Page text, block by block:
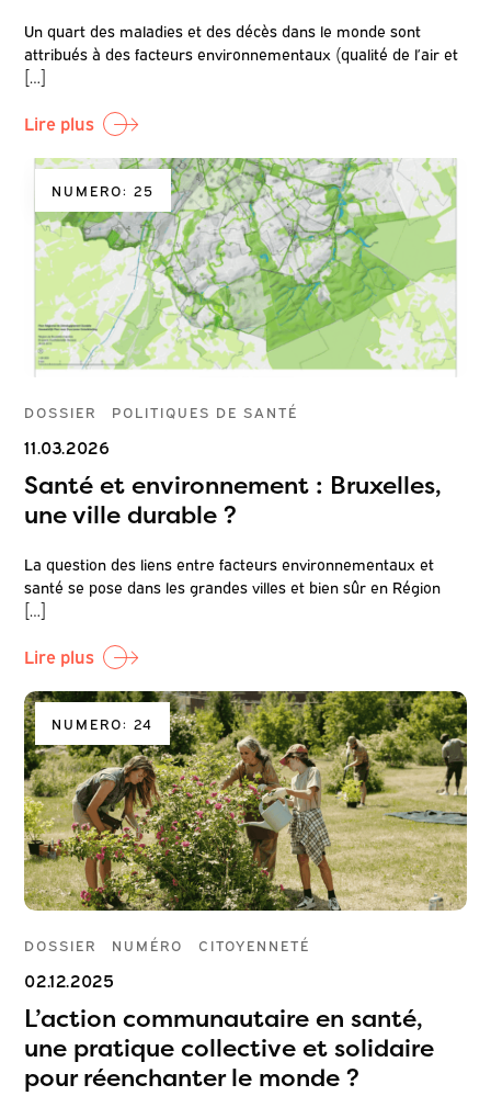
Un quart des maladies et des décès dans le monde sont
attribués à des facteurs environnementaux (qualité de l’air et
[…]
Lire plus
NUMERO: 25
DOSSIER POLITIQUES DE SANTÉ
11.03.2026
Santé et environnement : Bruxelles,
une ville durable ?
La question des liens entre facteurs environnementaux et
santé se pose dans les grandes villes et bien sûr en Région
[…]
Lire plus
NUMERO: 24
DOSSIER NUMÉRO CITOYENNETÉ
02.12.2025
L’action communautaire en santé,
une pratique collective et solidaire
pour réenchanter le monde ?